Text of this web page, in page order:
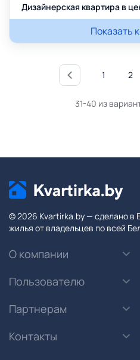
Дизайнерская квартира в
Показать
1 2
31-40 из
© 2026 Kvartirka.by — сделано в
жилья от владельцев по всей
О компании
Пользователю
Партнерам
Контакты